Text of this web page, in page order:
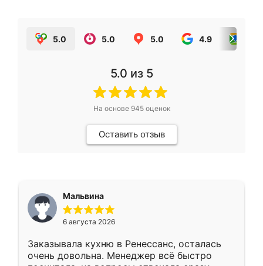
5.0 5.0 5.0 4.9
5.0 из 5
На основе 945оценок
Оставить отзыв
Мальвина
6 августа 2026
Заказывала кухню в Ренессанс, осталась
очень довольна. Менеджер всё быстро